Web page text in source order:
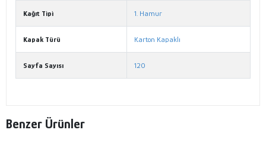
Kağıt Tipi 1. Hamur
Kapak Türü Karton Kapaklı
Sayfa Sayısı 120
Benzer Ürünler